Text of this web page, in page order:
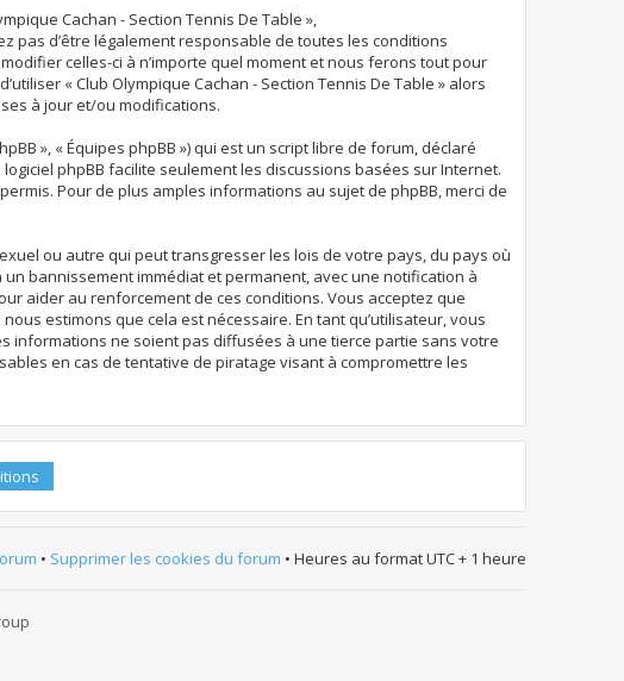
Cachan - Section Tennis De Table »,
pas d’être légalement responsable de toutes les conditions
celles-ci à n’importe quel moment et nous ferons tout pour
« Club Olympique Cachan - Section Tennis De Table » alors
à jour et/ou modifications.
», « Équipes phpBB ») qui est un script libre de forum, déclaré
logiciel phpBB facilite seulement les discussions basées sur Internet.
Pour de plus amples informations au sujet de phpBB, merci de
ou autre qui peut transgresser les lois de votre pays, du pays où
bannissement immédiat et permanent, avec une notification à
aider au renforcement de ces conditions. Vous acceptez que
estimons que cela est nécessaire. En tant qu’utilisateur, vous
informations ne soient pas diffusées à une tierce partie sans votre
en cas de tentative de piratage visant à compromettre les
• Supprimer les cookies du forum • Heures au format UTC + 1 heure